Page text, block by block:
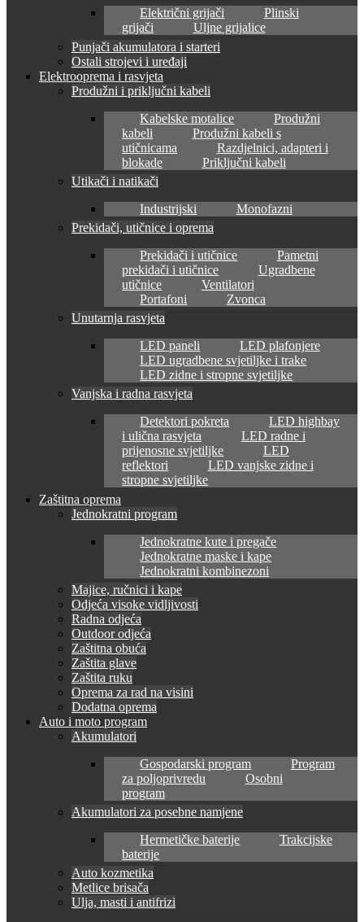
Električni grijači
Plinski
grijači
Uljne grijalice
Punjači akumulatora i starteri
Ostali strojevi i uređaji
Elektrooprema i rasvjeta
Produžni i priključni kabeli
Kabelske motalice
Produžni
kabeli
Produžni kabeli s
utičnicama
Razdjelnici, adapteri i
blokade
Priključni kabeli
Utikači i natikači
Industrijski
Monofazni
Prekidači, utičnice i oprema
Prekidači i utičnice
Pametni
prekidači i utičnice
Ugradbene
utičnice
Ventilatori
Portafoni
Zvonca
Unutarnja rasvjeta
LED paneli
LED plafonjere
LED ugradbene svjetiljke i trake
LED zidne i stropne svjetiljke
Vanjska i radna rasvjeta
Detektori pokreta
LED highbay
i ulična rasvjeta
LED radne i
prijenosne svjetiljke
LED
reflektori
LED vanjske zidne i
stropne svjetiljke
Zaštitna oprema
Jednokratni program
Jednokratne kute i pregače
Jednokratne maske i kape
Jednokratni kombinezoni
Majice, ručnici i kape
Odjeća visoke vidljivosti
Radna odjeća
Outdoor odjeća
Zaštitna obuća
Zaštita glave
Zaštita ruku
Oprema za rad na visini
Dodatna oprema
Auto i moto program
Akumulatori
Gospodarski program
Program
za poljoprivredu
Osobni
program
Akumulatori za posebne namjene
Hermetičke baterije
Trakcijske
baterije
Auto kozmetika
Metlice brisača
Ulja, masti i antifrizi